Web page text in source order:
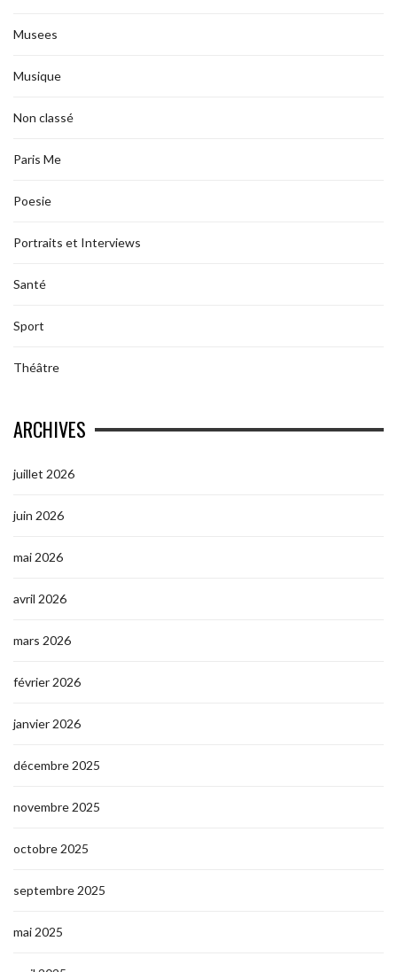
Musees
Musique
Non classé
Paris Me
Poesie
Portraits et Interviews
Santé
Sport
Théâtre
ARCHIVES
juillet 2026
juin 2026
mai 2026
avril 2026
mars 2026
février 2026
janvier 2026
décembre 2025
novembre 2025
octobre 2025
septembre 2025
mai 2025